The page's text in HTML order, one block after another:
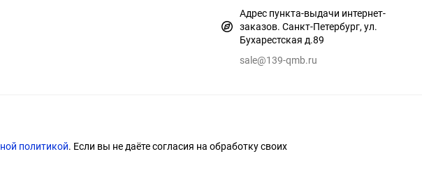
Адрес пункта-выдачи интернет-
заказов. Санкт-Петербург, ул.
Бухарестская д.89
sale@139-qmb.ru
политикой. Если вы не даёте согласия на обработку своих